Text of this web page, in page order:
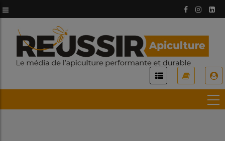
au
contenu
principal